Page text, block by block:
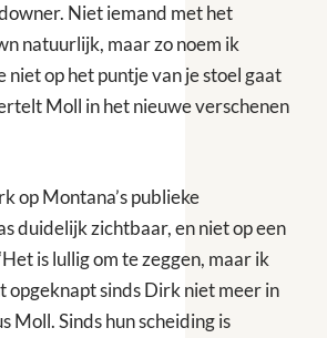
Niet iemand met het
natuurlijk, maar zo noem ik
niet op het puntje van je stoel gaat
Moll in het nieuwe verschenen
op Montana’s publieke
duidelijk zichtbaar, en niet op een
is lullig om te zeggen, maar ik
opgeknapt sinds Dirk niet meer in
Moll. Sinds hun scheiding is